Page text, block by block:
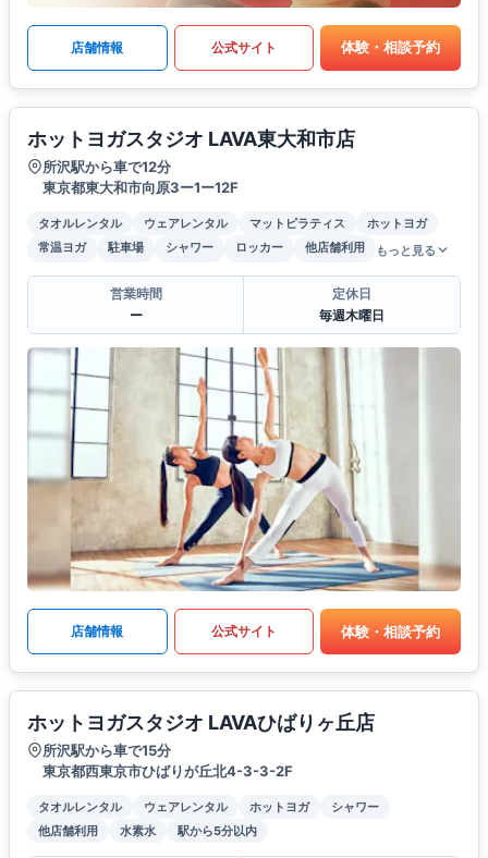
店舗情報 公式サイト 体験・相談予約
ホットヨガスタジオ LAVA東大和市店
所沢駅から車で12分
東京都東大和市向原3ー1ー12F
タオルレンタル ウェアレンタル マットピラティス
ホットヨガ
常温ヨガ
駐車場 シャワー ロッカー 他店舗利用 もっと見る
営業時間
ー
定休日
毎週木曜日
店舗情報 公式サイト 体験・相談予約
ホットヨガスタジオ LAVAひばりヶ丘店
所沢駅から車で15分
東京都西東京市ひばりが丘北4-3-3-2F
タオルレンタル ウェアレンタル ホットヨガ
シャワー
他店舗利用
水素水 駅から5分以内